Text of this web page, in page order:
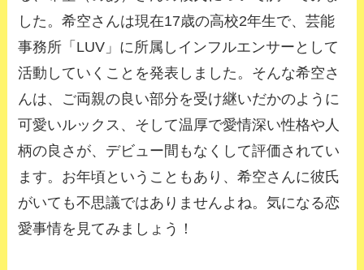
した。希空さんは現在17歳の高校2年生で、芸能
事務所「LUV」に所属しインフルエンサーとして
活動していくことを発表しました。そんな希空さ
んは、ご両親の良い部分を受け継いだかのように
可愛いルックス、そして温厚で愛情深い性格や人
柄の良さが、デビュー間もなくして評価されてい
ます。お年頃ということもあり、希空さんに彼氏
がいても不思議ではありませんよね。気になる恋
愛事情を見てみましょう！